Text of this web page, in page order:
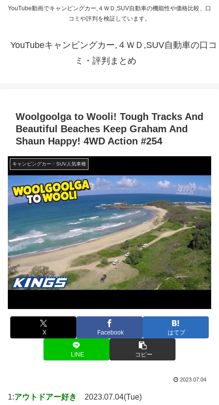
YouTube動画でキャンピングカー,４ＷＤ,SUV自動車の機能性や価格比較、口
コミや評判を検証しています。
YouTubeキャンピングカー,４ＷＤ,SUV自動車の口コ
ミ・評判まとめ
Woolgoolga to Wooli! Tough Tracks And
Beautiful Beaches Keep Graham And
Shaun Happy! 4WD Action #254
キャンピングカー・SUV人気車種
X Facebook はてブ
LINE コピー
2023.07.04
1:アウトドアー好き 2023.07.04(Tue)